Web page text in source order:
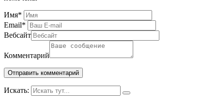
Имя*
Email*
Вебсайт
Комментарий
Искать: